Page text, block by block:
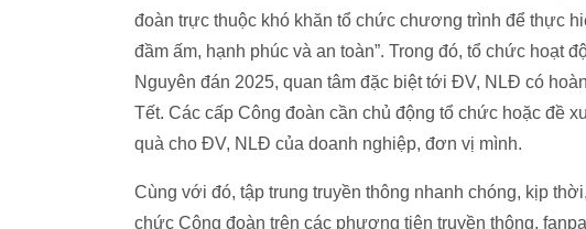
đoàn trực thuộc khó khăn tổ chức chương trình để thực
đầm ấm, hạnh phúc và an toàn”. Trong đó, tổ chức hoạt
Nguyên đán 2025, quan tâm đặc biệt tới ĐV, NLĐ có
Tết. Các cấp Công đoàn cần chủ động tổ chức hoặc đề
quà cho ĐV, NLĐ của doanh nghiệp, đơn vị mình.
Cùng với đó, tập trung truyền thông nhanh chóng, kịp
chức Công đoàn trên các phương tiện truyền thông,